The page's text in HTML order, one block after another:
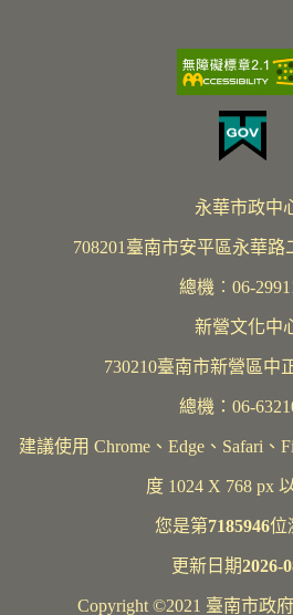
永華市政中
708201臺南市安平區永華路
總機︰06-
新營文化中
730210臺南市新營區中
總機：06-
建議使用 Chrome、Edge、Safari
度 1024 X 768 px
您是第7185946位
更新日期2026-
Copyright ©2021 臺南市政